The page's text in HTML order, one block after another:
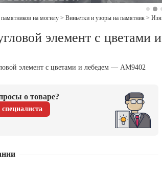
на могилу > Виньетки и узоры на памятник >
элемент с цветами
о товаре?